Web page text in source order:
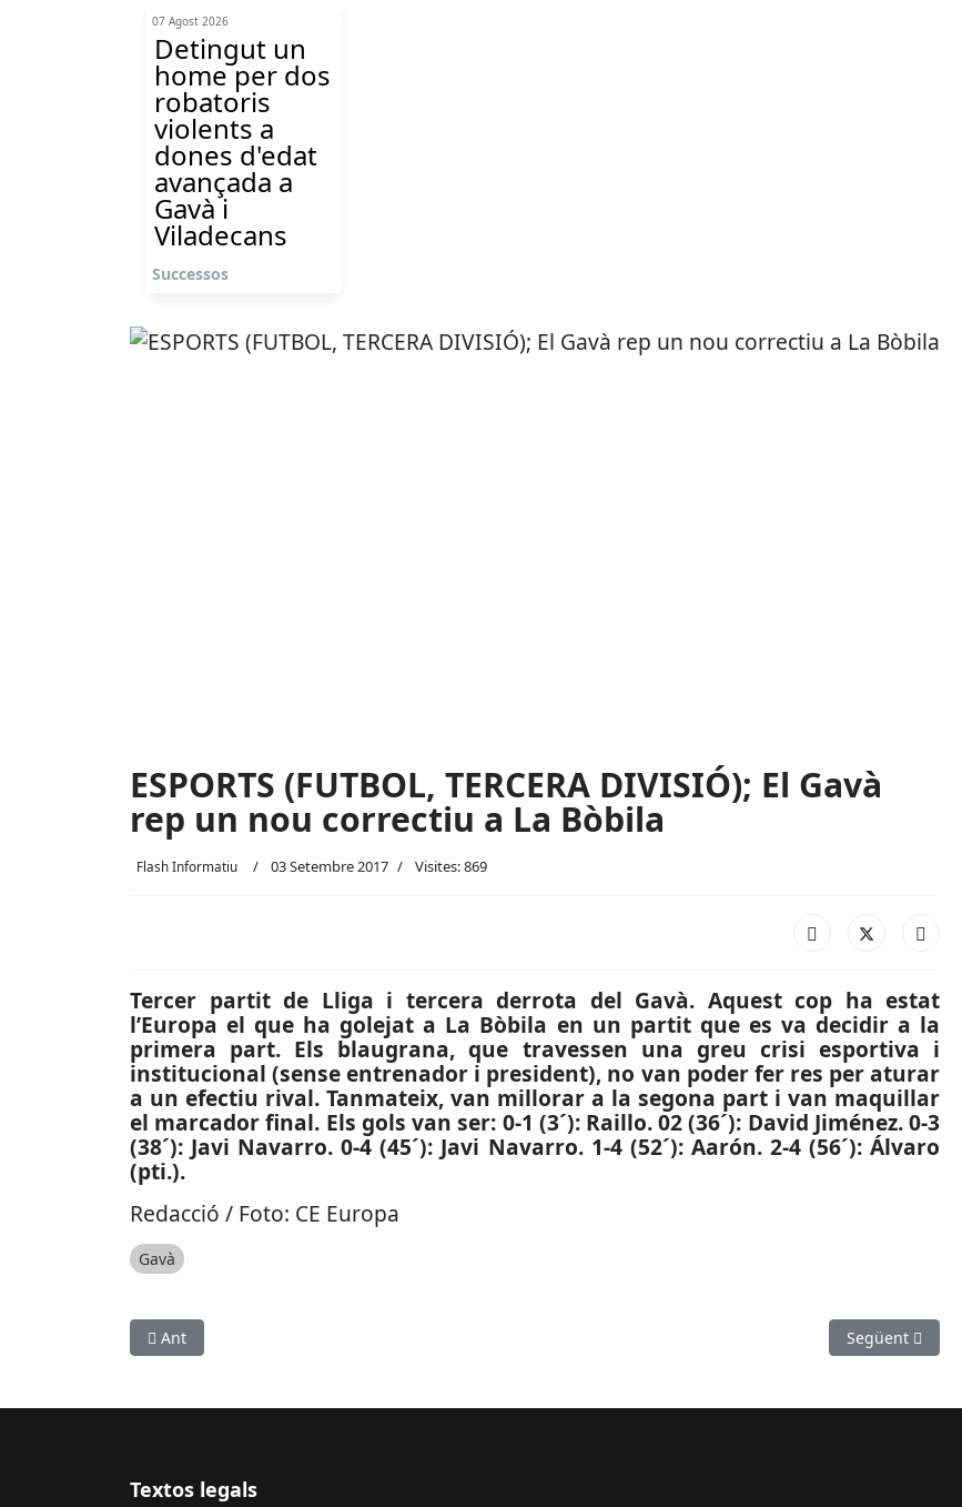
07 Agost 2026
Detingut un
home per dos
robatoris
violents a
dones d'edat
avançada a
Gavà i
Viladecans
Successos
ESPORTS (FUTBOL, TERCERA DIVISIÓ); El Gavà
rep un nou correctiu a La Bòbila
Flash Informatiu 03 Setembre 2017 Visites: 869
Tercer partit de Lliga i tercera derrota del Gavà. Aquest cop ha estat
l’Europa el que ha golejat a La Bòbila en un partit que es va decidir a la
primera part. Els blaugrana, que travessen una greu crisi esportiva i
institucional (sense entrenador i president), no van poder fer res per aturar
a un efectiu rival. Tanmateix, van millorar a la segona part i van maquillar
el marcador final. Els gols van ser: 0-1 (3´): Raillo. 02 (36´): David Jiménez. 0-3
(38´): Javi Navarro. 0-4 (45´): Javi Navarro. 1-4 (52´): Aarón. 2-4 (56´): Álvaro
(pti.).
Redacció / Foto: CE Europa
Gavà
Article anterior: ESPORTS (FUTBOL, SEGONA B): Primera victòria del Cornellà a la Lliga
Ant Article
Següent
Textos legals